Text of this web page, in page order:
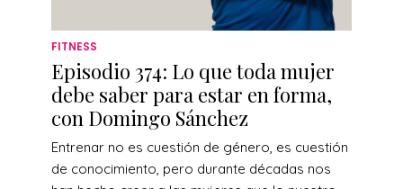
FITNESS
Episodio 374: Lo que toda mujer
debe saber para estar en forma,
con Domingo Sánchez
Entrenar no es cuestión de género, es cuestión
de conocimiento, pero durante décadas nos